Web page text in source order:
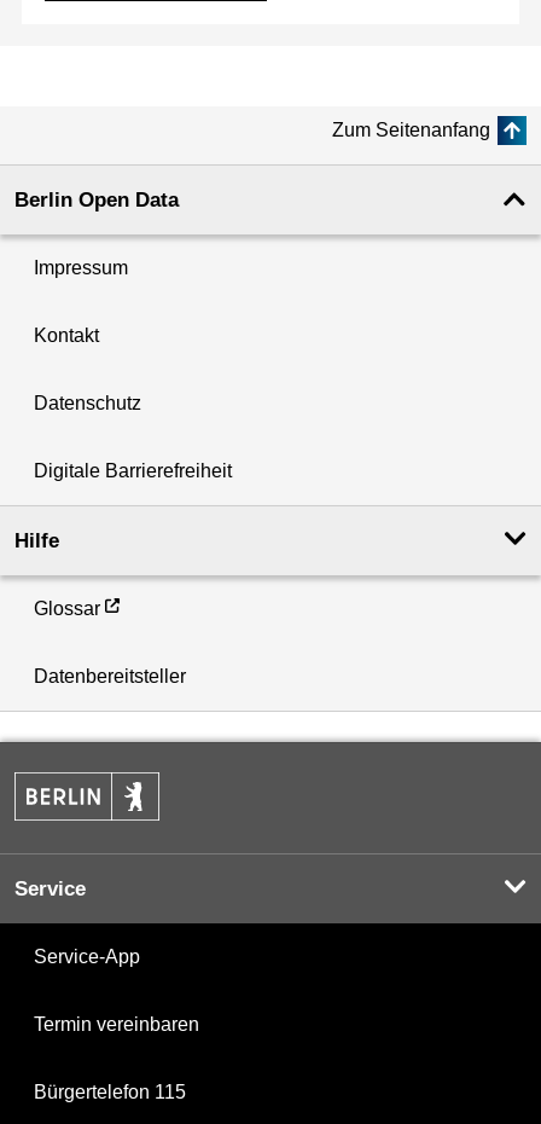
Zum Seitenanfang
Berlin Open Data
Impressum
Kontakt
Datenschutz
Digitale Barrierefreiheit
Hilfe
Glossar
Datenbereitsteller
Service
Service-App
Termin vereinbaren
Bürgertelefon 115